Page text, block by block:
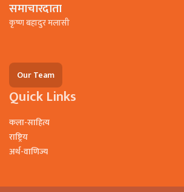
समाचारदाता
कृष्ण बहादुर मलासी
Our Team
Quick Links
कला-साहित्य
राष्ट्रिय
अर्थ-वाणिज्य